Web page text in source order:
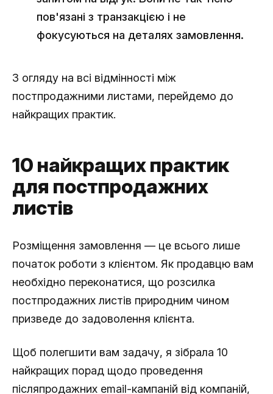
пов'язані з транзакцією і не
фокусуються на деталях замовлення.
З огляду на всі відмінності між
постпродажними листами, перейдемо до
найкращих практик.
10 найкращих практик
для постпродажних
листів
Розміщення замовлення — це всього лише
початок роботи з клієнтом. Як продавцю вам
необхідно переконатися, що розсилка
постпродажних листів природним чином
призведе до задоволення клієнта.
Щоб полегшити вам задачу, я зібрала 10
найкращих порад щодо проведення
післяпродажних email-кампаній від компаній,